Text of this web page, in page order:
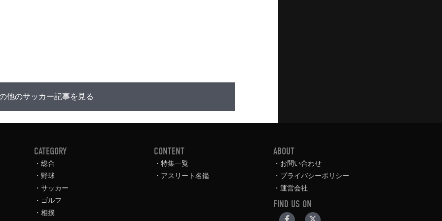
他のサッカー記事を見る
CATEGORY
総合
野球
サッカー
ゴルフ
相撲
CONTENT
特集一覧
アスリート名鑑
ABOUT
お問い合わせ
プライバシーポリシー
運営会社
FIND US ON